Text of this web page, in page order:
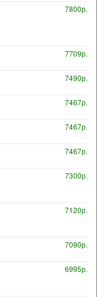
7800р.
7709р.
7490р.
7467р.
7467р.
7467р.
7300р.
7120р.
7090р.
6995р.